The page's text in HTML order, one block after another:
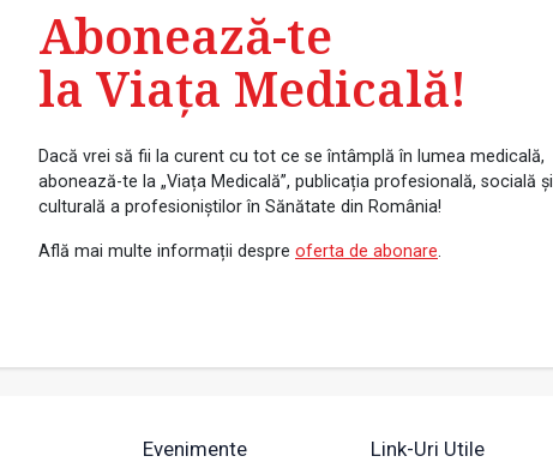
Abonează-te
la Viața Medicală!
Dacă vrei să fii la curent cu tot ce se întâmplă în lumea medicală,
abonează-te la „Viața Medicală”, publicația profesională, socială și
culturală a profesioniștilor în Sănătate din România!
Află mai multe informații despre oferta de abonare.
Evenimente Link-Uri Utile